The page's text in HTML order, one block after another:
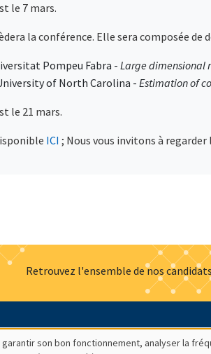
le 7 mars.
la conférence. Elle sera composée de
Pompeu Fabra - Large dimensional
of North Carolina - Estimation of
le 21 mars.
ICI ; Nous vous invitons à regarder
Retrouvez l'ensemble de nos
à Actualités Offres
son bon fonctionnement, analyser la